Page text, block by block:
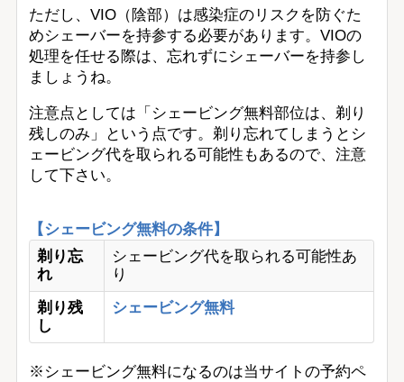
ただし、VIO（陰部）は感染症のリスクを防ぐた
めシェーバーを持参する必要があります。VIOの
処理を任せる際は、忘れずにシェーバーを持参し
ましょうね。
注意点としては「シェービング無料部位は、剃り
残しのみ」という点です。剃り忘れてしまうとシ
ェービング代を取られる可能性もあるので、注意
して下さい。
【シェービング無料の条件】
剃り忘
れ
シェービング代を取られる可能性あ
り
剃り残
し
シェービング無料
※シェービング無料になるのは当サイトの予約ペ